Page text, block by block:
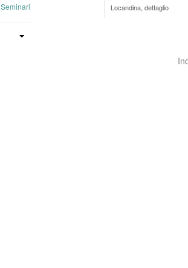
Seminari
Locandina, dettaglio